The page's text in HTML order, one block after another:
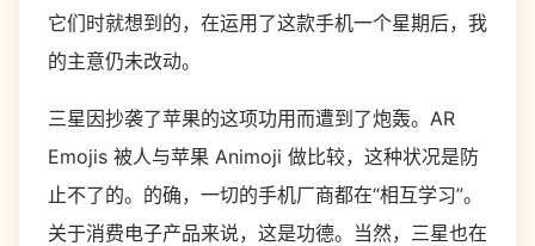
它们时就想到的，在运用了这款手机一个星期后，我
的主意仍未改动。
三星因抄袭了苹果的这项功用而遭到了炮轰。AR
Emojis 被人与苹果 Animoji 做比较，这种状况是防
止不了的。的确，一切的手机厂商都在“相互学习”。
关于消费电子产品来说，这是功德。当然，三星也在